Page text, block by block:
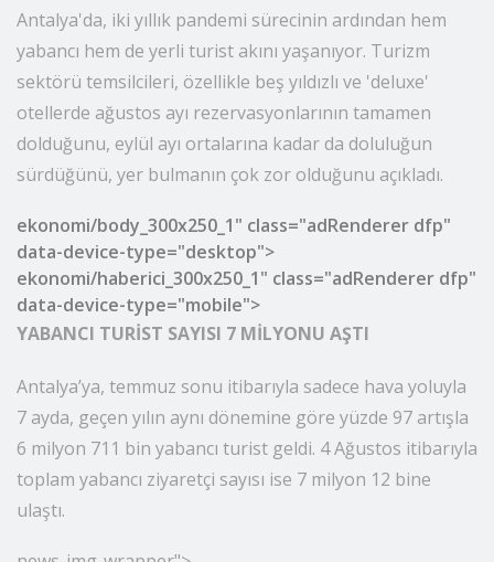
Dünyanın önemli turizm destinasyonlarından
Antalya'da, iki yıllık pandemi sürecinin ardından hem
yabancı hem de yerli turist akını yaşanıyor. Turizm
sektörü temsilcileri, özellikle beş yıldızlı ve 'deluxe'
otellerde ağustos ayı rezervasyonlarının tamamen
dolduğunu, eylül ayı ortalarına kadar da doluluğun
ekonomi/body_300x250_1" class="adRenderer dfp"
data-device-type="desktop">
ekonomi/haberici_300x250_1" class="adRenderer dfp"
data-device-type="mobile">
Antalya’ya, temmuz sonu itibarıyla sadece hava yoluyla
7 ayda, geçen yılın aynı dönemine göre yüzde 97 artışla
6 milyon 711 bin yabancı turist geldi. 4 Ağustos itibarıyla
toplam yabancı ziyaretçi sayısı ise 7 milyon 12 bine